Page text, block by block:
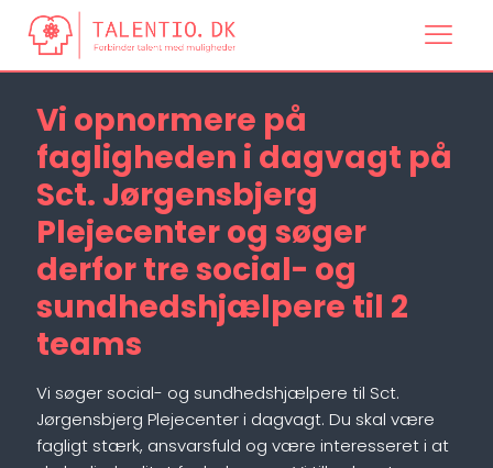
Vi opnormere på
fagligheden i dagvagt på
Sct. Jørgensbjerg
Plejecenter og søger
derfor tre social- og
sundhedshjælpere til 2
teams
Vi søger social- og sundhedshjælpere til Sct.
Jørgensbjerg Plejecenter i dagvagt. Du skal være
fagligt stærk, ansvarsfuld og være interesseret i at